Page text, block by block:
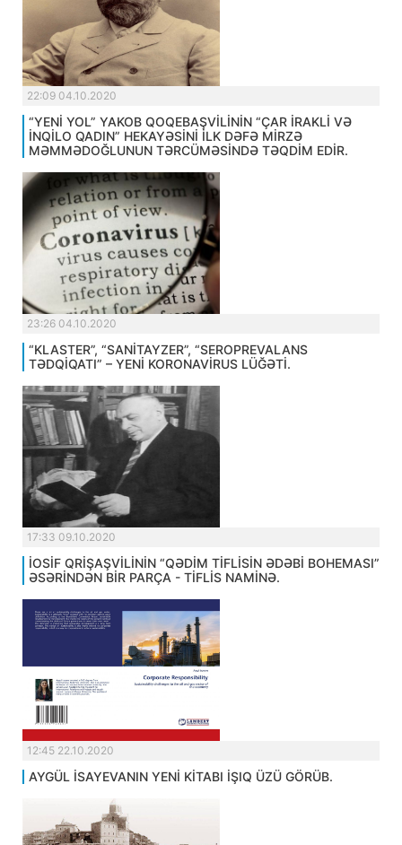
22:09 04.10.2020
“YENİ YOL” YAKOB QOQEBAŞVİLİNİN “ÇAR İRAKLİ VƏ
İNQİLO QADIN” HEKAYƏSİNİ İLK DƏFƏ MİRZƏ
MƏMMƏDOĞLUNUN TƏRCÜMƏSİNDƏ TƏQDİM EDİR.
23:26 04.10.2020
“KLASTER”, “SANİTAYZER”, “SEROPREVALANS
TƏDQİQATI” – YENİ KORONAVİRUS LÜĞƏTİ.
17:33 09.10.2020
İOSİF QRİŞAŞVİLİNİN “QƏDİM TİFLİSİN ƏDƏBİ BOHEMASI”
ƏSƏRİNDƏN BİR PARÇA - TİFLİS NAMİNƏ.
12:45 22.10.2020
AYGÜL İSAYEVANIN YENİ KİTABI İŞIQ ÜZÜ GÖRÜB.